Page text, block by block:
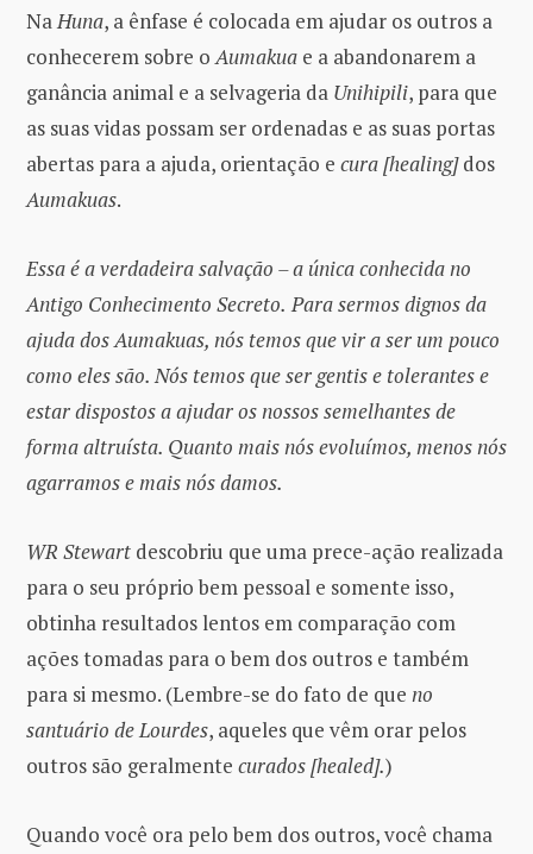
Na Huna, a ênfase é colocada em ajudar os outros a
conhecerem sobre o Aumakua e a abandonarem a
ganância animal e a selvageria da Unihipili, para que
as suas vidas possam ser ordenadas e as suas portas
abertas para a ajuda, orientação e cura [healing]dos
Aumakuas.
Essa é a verdadeira salvação – a única conhecida no
Antigo Conhecimento Secreto. Para sermos dignos da
ajuda dos Aumakuas, nós temos que vir a ser um pouco
como eles são. Nós temos que ser gentis e tolerantes e
estar dispostos a ajudar os nossos semelhantes de
forma altruísta. Quanto mais nós evoluímos, menos nós
agarramos e mais nós damos.
WR Stewart descobriu que uma prece-ação realizada
para o seu próprio bem pessoal e somente isso,
obtinha resultados lentos em comparação com
ações tomadas para o bem dos outros e também
para si mesmo. (Lembre-se do fato de que no
santuário de Lourdes, aqueles que vêm orar pelos
outros são geralmente curados [healed].)
Quando você ora pelo bem dos outros, você chama